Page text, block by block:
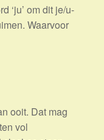
‘ju’ om dit je/u-
Waarvoor
ooit. Dat mag
vol